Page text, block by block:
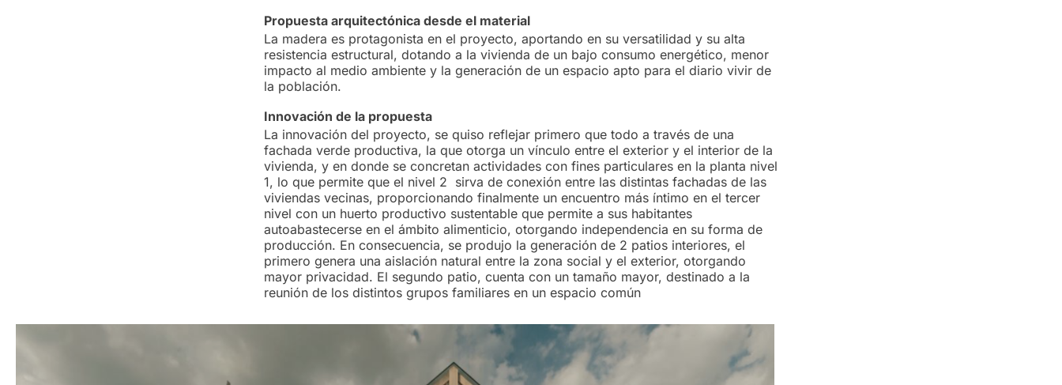
Propuesta arquitectónica desde el material
La madera es protagonista en el proyecto, aportando en su versatilidad y su alta
resistencia estructural, dotando a la vivienda de un bajo consumo energético, menor
impacto al medio ambiente y la generación de un espacio apto para el diario vivir de
la población.
Innovación de la propuesta
La innovación del proyecto, se quiso reflejar primero que todo a través de una
fachada verde productiva, la que otorga un vínculo entre el exterior y el interior de la
vivienda, y en donde se concretan actividades con fines particulares en la planta nivel
1, lo que permite que el nivel 2 sirva de conexión entre las distintas fachadas de las
viviendas vecinas, proporcionando finalmente un encuentro más íntimo en el tercer
nivel con un huerto productivo sustentable que permite a sus habitantes
autoabastecerse en el ámbito alimenticio, otorgando independencia en su forma de
producción. En consecuencia, se produjo la generación de 2 patios interiores, el
primero genera una aislación natural entre la zona social y el exterior, otorgando
mayor privacidad. El segundo patio, cuenta con un tamaño mayor, destinado a la
reunión de los distintos grupos familiares en un espacio común